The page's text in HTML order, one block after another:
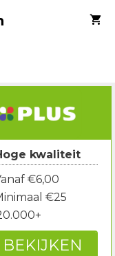
kwaliteit
€6,00
€25
BEKIJKEN